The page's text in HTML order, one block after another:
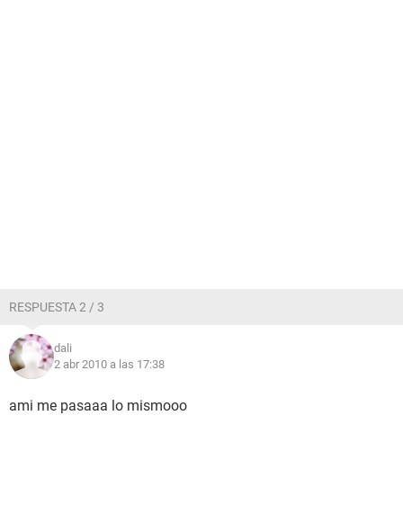
RESPUESTA 2 / 3
dali
2 abr 2010 a las 17:38
ami me pasaaa lo mismooo